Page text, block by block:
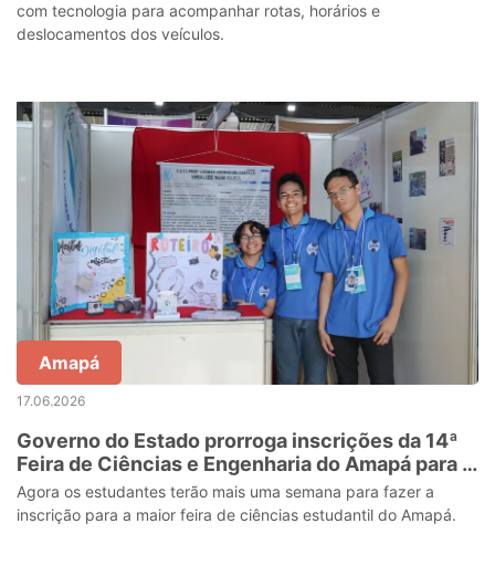
com tecnologia para acompanhar rotas, horários e
deslocamentos dos veículos.
Amapá
17.06.2026
Governo do Estado prorroga inscrições da 14ª
Feira de Ciências e Engenharia do Amapá para o
dia 23 de junho
Agora os estudantes terão mais uma semana para fazer a
inscrição para a maior feira de ciências estudantil do Amapá.